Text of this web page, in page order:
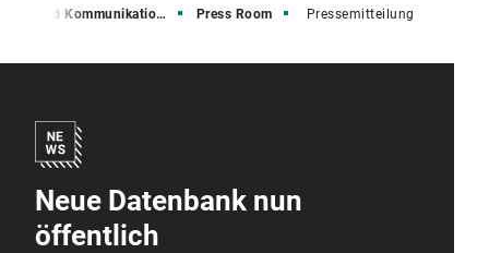
und Kommunikation (PuK) Press Room Pressemitteilung
Neue Datenbank nun
öffentlich